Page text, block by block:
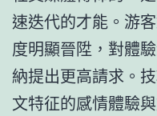
速迭代的才能。游
度明顯晉陞，對體
納提出更高請求。
文特征的感情體驗